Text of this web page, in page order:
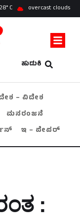
28 overcast clouds
ಹುಡುಕಿ
– ವಿದೇಶ
ಮನರಂಜನೆ
ಇ – ಪೇಪರ್
: